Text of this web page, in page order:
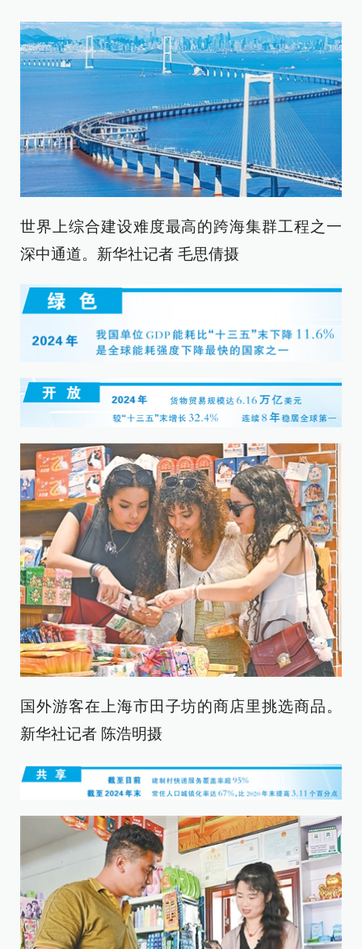
世界上综合建设难度最高的跨海集群工程之一
深中通道。新华社记者 毛思倩摄
国外游客在上海市田子坊的商店里挑选商品。
新华社记者 陈浩明摄